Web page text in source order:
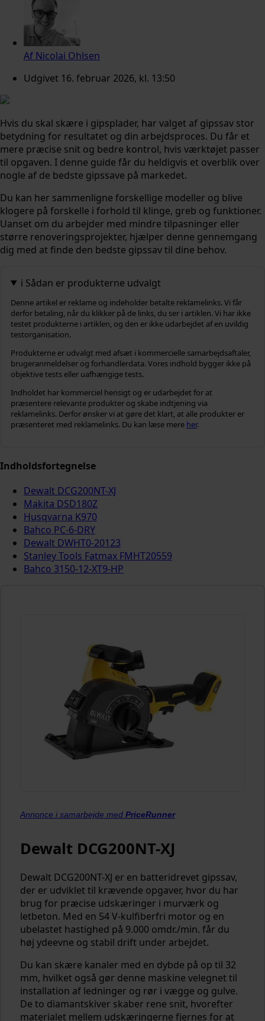
Af Nicolai Ohlsen
Udgivet 16. februar 2026, kl. 13:50
Hvis du skal skære i gipsplader, har valget af gipssav stor
betydning for resultatet og din arbejdsproces. Du får et
mere præcise snit og bedre kontrol, hvis værktøjet passer
til opgaven. I denne guide får du heldigvis et overblik over
nogle af de bedste gipssave på markedet.
Du kan her sammenligne forskellige modeller og blive
klogere på forskelle i forhold til klinge, greb og funktioner.
Uanset om du arbejder med mindre tilpasninger eller
større renoveringsprojekter, hjælper denne gennemgang
dig med at finde den bedste gipssav til dine behov.
ℹ️ Sådan er produkterne udvalgt
Denne artikel er reklame og indeholder betalte reklamelinks. Vi får
derfor betaling, når du klikker på de links, du ser i artiklen. Vi har ikke
testet produkterne i artiklen, og den er ikke udarbejdet af en uvildig
testorganisation.
Produkterne er udvalgt med afsæt i kommercielle samarbejdsaftaler,
brugeranmeldelser og forhandlerdata. Vores indhold bygger ikke på
objektive tests eller uafhængige tests.
Indholdet har kommerciel hensigt og er udarbejdet for at
præsentere relevante produkter og skabe indtjening via
reklamelinks. Derfor ønsker vi at gøre det klart, at alle produkter er
præsenteret med reklamelinks. Du kan læse mere her.
Indholdsfortegnelse
Dewalt DCG200NT-XJ
Makita DSD180Z
Husqvarna K970
Bahco PC-6-DRY
Dewalt DWHT0-20123
Stanley Tools Fatmax FMHT20559
Bahco 3150-12-XT9-HP
Annonce i samarbejde med PriceRunner
Dewalt DCG200NT-XJ
Dewalt DCG200NT-XJ er en batteridrevet gipssav,
der er udviklet til krævende opgaver, hvor du har
brug for præcise udskæringer i murværk og
letbeton. Med en 54 V-kulfiberfri motor og en
ubelastet hastighed på 9.000 omdr./min. får du
høj ydeevne og stabil drift under arbejdet.
Du kan skære kanaler med en dybde på op til 32
mm, hvilket også gør denne maskine velegnet til
installation af ledninger og rør i vægge og gulve.
De to diamantskiver skaber rene snit, hvorefter
materialet mellem udskæringerne fjernes for at